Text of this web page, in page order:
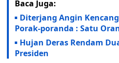
Baca Juga:
Diterjang Angin
Porak-poranda : Satu
Hujan Deras Rendam
Presiden